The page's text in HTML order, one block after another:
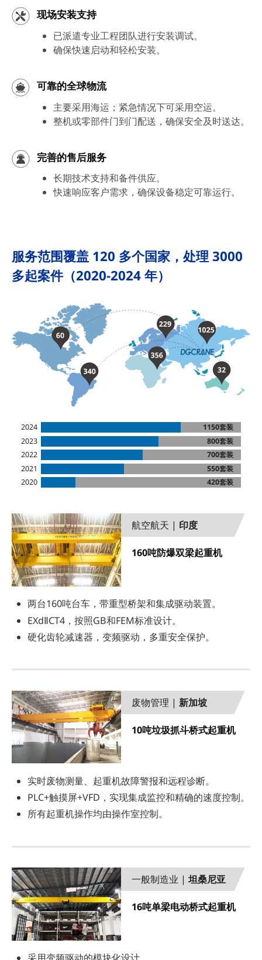
现场安装支持
已派遣专业工程团队进行安装调试。
确保快速启动和轻松安装。
可靠的全球物流
主要采用海运；紧急情况下可采用空运。
整机或零部件门到门配送，确保安全及时送达。
完善的售后服务
长期技术支持和备件供应。
快速响应客户需求，确保设备稳定可靠运行。
服务范围覆盖 120 多个国家，处理 3000
多起案件（2020-2024 年）
2024
1150套装
2023
800套装
2022
700套装
2021
550套装
2020
420套装
航空航天 | 印度
160吨防爆双梁起重机
两台160吨台车，带重型桥架和集成驱动装置。
EXdⅡCT4，按照GB和FEM标准设计。
硬化齿轮减速器，变频驱动，多重安全保护。
废物管理 |新加坡
10吨垃圾抓斗桥式起重机
实时废物测量、起重机故障警报和远程诊断。
PLC+触摸屏+VFD，实现集成监控和精确的速度控制。
所有起重机操作均由操作室控制。
一般制造业 |坦桑尼亚
16吨单梁电动桥式起重机